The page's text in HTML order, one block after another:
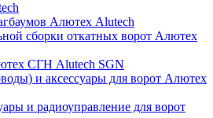
Алютех Alutech
сборки откатных ворот Алютех
СГН Alutech SGN
и аксессуары для ворот Алютех
и радиоуправление для ворот